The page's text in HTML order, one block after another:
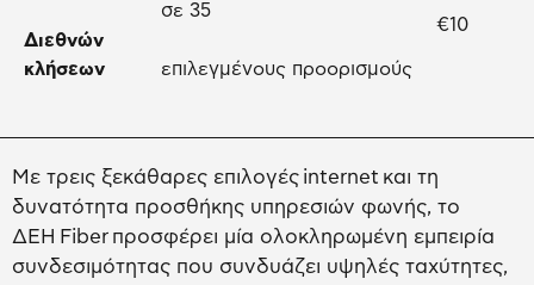
Διεθνών
κλήσεων
σε 35
επιλεγμένους προορισμούς
€10
Με τρεις ξεκάθαρες επιλογές internet και τη
δυνατότητα προσθήκης υπηρεσιών φωνής, το
ΔΕΗ Fiber προσφέρει μία ολοκληρωμένη εμπειρία
συνδεσιμότητας που συνδυάζει υψηλές ταχύτητες,